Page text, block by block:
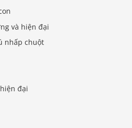
và hiện đại
nhấp chuột
đại